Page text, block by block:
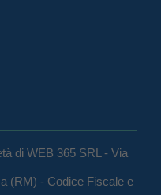
di WEB 365 SRL - Via
(RM) - Codice Fiscale e